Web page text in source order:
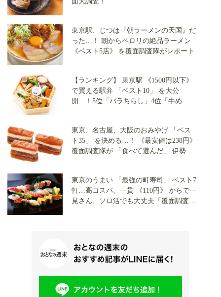
東京駅、じつは『朝ラーメンの天国』だ
った…！ 朝からペロリの絶品ラーメン
《ベスト5店》 を覆面調査隊がレポート
【ランキング】 東京駅 《1500円以下》
で買える駅弁 「ベスト10」 を大公
開…！5位「バラちらし」4位「牛め
東京、名古屋、大阪のおみやげ 「ベス
ト35」 を決める…！ 《最安値は238円》
覆面調査隊が 「食べて選んだ」 伊勢
東京のうまい 「最強の町寿司」 ベスト7
軒…高コスパ、一貫 《110円》 からで一
見さん、ソロ活でも大丈夫「覆面調査隊